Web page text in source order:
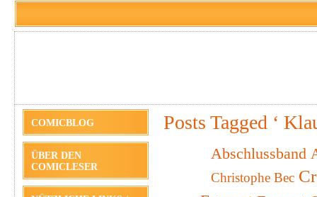
COMICBLOG
ÜBER DEN
COMICLESER
Posts Tagged ‘
Abschlussband
Christophe Bec